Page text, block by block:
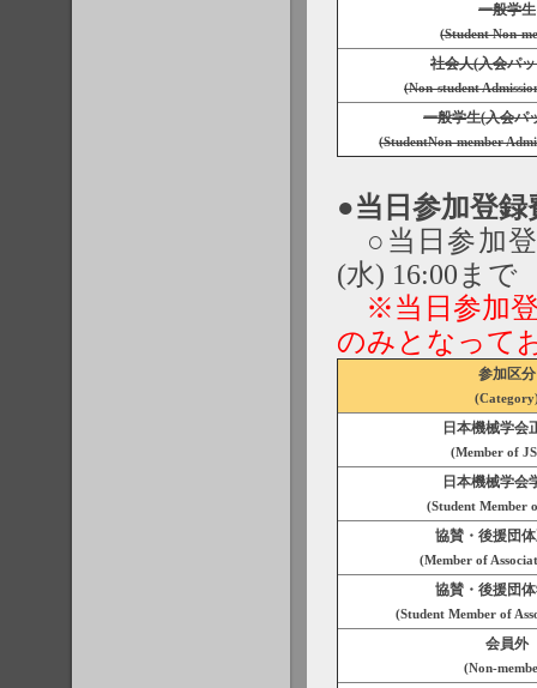
一般学生
(Student Non-
社会人(入会パ
(Non-student
一般学生(入会パ
(StudentNon-member
●当日参加登録
○当日参加登
(水) 16:00まで
※当日参加登
のみとなって
参加区分
日本機械学会
(Member of
日本機械学会
(Student Member
協賛・後援団
(Member of
協賛・後援団
(Student Member of
会員外
(Non-